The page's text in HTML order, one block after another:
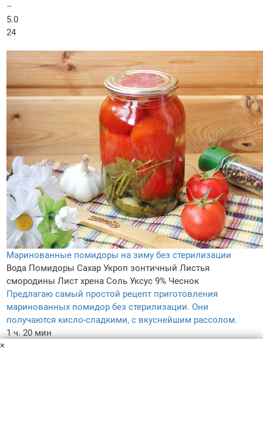
–
5.0
24
Маринованные помидоры на зиму без стерилизации
Вода Помидоры Сахар Укроп зонтичный Листья
смородины Лист хрена Соль Уксус 9% Чеснок
Предлагаю самый простой рецепт приготовления
маринованных помидор без стерилизации. Они
получаются кисло-сладкими, с вкуснейшим рассолом.
1 ч. 20 мин
×